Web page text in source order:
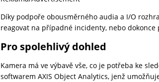
Díky podpoře obousměrného audia a I/O
reagovat na případné incidenty, nebo
Pro spolehlivý dohled
Kamera má ve výbavě vše, co je potřeba ke
softwarem AXIS Object Analytics, jenž